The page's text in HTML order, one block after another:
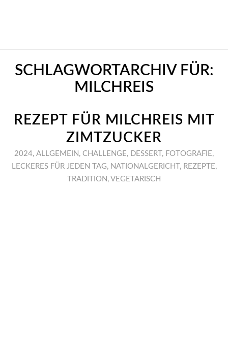
SCHLAGWORTARCHIV FÜR:
MILCHREIS
REZEPT FÜR MILCHREIS MIT
ZIMTZUCKER
2024, ALLGEMEIN , CHALLENGE, DESSERT , FOTOGRAFIE,
LECKERES FÜR JEDEN TAG, NATIONALGERICHT , REZEPTE,
TRADITION , VEGETARISCH